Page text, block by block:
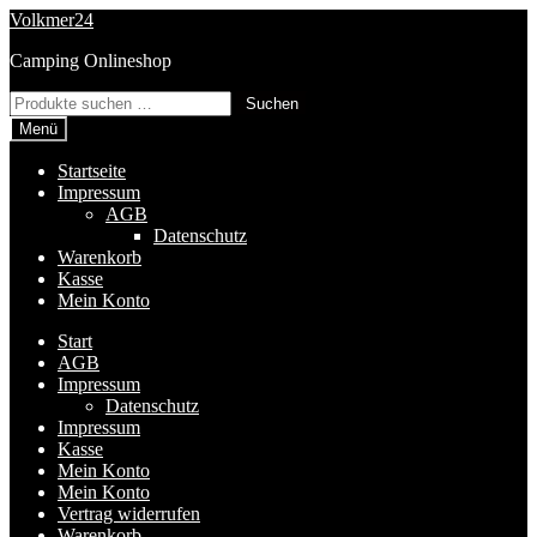
Zur
springen
Zum
springen
Volkmer24
Camping Onlineshop
Suchen
nach:
Suchen
Menü
Startseite
Impressum
AGB
Datenschutz
Warenkorb
Kasse
Mein Konto
Start
AGB
Impressum
Datenschutz
Impressum
Kasse
Mein Konto
Mein Konto
Vertrag widerrufen